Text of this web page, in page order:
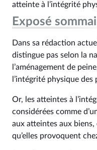
atteinte à l’intégrité
Exposé
Dans sa rédaction
distingue pas selon la
l’aménagement de
l’intégrité physique des
Or, les atteintes à
considérées comme
aux atteintes aux biens,
qu’elles provoquent